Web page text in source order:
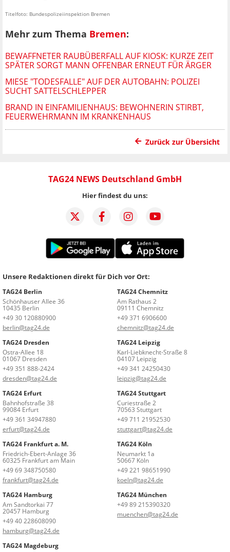
Titelfoto: Bundespolizeiinspektion Bremen
Mehr zum Thema Bremen:
BEWAFFNETER RAUBÜBERFALL AUF KIOSK: KURZE ZEIT
SPÄTER SORGT MANN OFFENBAR ERNEUT FÜR ÄRGER
MIESE "TODESFALLE" AUF DER AUTOBAHN: POLIZEI
SUCHT SATTELSCHLEPPER
BRAND IN EINFAMILIENHAUS: BEWOHNERIN STIRBT,
FEUERWEHRMANN IM KRANKENHAUS
Zurück zur Übersicht
TAG24 NEWS Deutschland GmbH
Hier findest du uns:
Unsere Redaktionen direkt für Dich vor Ort:
TAG24 Berlin
Schönhauser Allee 36
10435 Berlin
+49 30 120880900
berlin@tag24.de
TAG24 Chemnitz
Am Rathaus 2
09111 Chemnitz
+49 371 6906600
chemnitz@tag24.de
TAG24 Dresden
Ostra-Allee 18
01067 Dresden
+49 351 888-2424
dresden@tag24.de
TAG24 Leipzig
Karl-Liebknecht-Straße 8
04107 Leipzig
+49 341 24250430
leipzig@tag24.de
TAG24 Erfurt
Bahnhofstraße 38
99084 Erfurt
+49 361 34947880
erfurt@tag24.de
TAG24 Stuttgart
Curiestraße 2
70563 Stuttgart
+49 711 21952530
stuttgart@tag24.de
TAG24 Frankfurt a. M.
Friedrich-Ebert-Anlage 36
60325 Frankfurt am Main
+49 69 348750580
frankfurt@tag24.de
TAG24 Köln
Neumarkt 1a
50667 Köln
+49 221 98651990
koeln@tag24.de
TAG24 Hamburg
Am Sandtorkai 77
20457 Hamburg
+49 40 228608090
hamburg@tag24.de
TAG24 München
+49 89 215390320
muenchen@tag24.de
TAG24 Magdeburg